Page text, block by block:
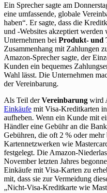
Ein Sprecher sagte am
eine umfassende, globale
haben“. Er sagte, dass die
und -Websites akzeptiert werden
Unternehmen bei Produkt- und
Zusammenhang mit Zahlungen
Amazon-Sprecher sagte, der
Kunden ein bequemes
Wahl lässt. Die Unternehmen
der Vereinbarung.
Als Teil derVereinbarung wird
Einkäufe mit Visa-Kreditkarten
aufheben. Wenn ein Kunde mit
Händler eine Gebühr an die
Gebühren, die oft 2 % oder mehr
Kartennetzwerken wie
festgelegt. Die Amazon-
November letzten Jahres
Einkäufe mit Visa-Karten zu
mit, dass sie zur Vermeidung
„Nicht-Visa-Kreditkarte wie